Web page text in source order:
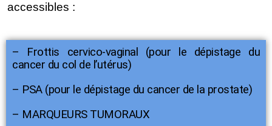
accessibles :
– Frottis cervico-vaginal (pour le dépistage du
cancer du col de l’utérus)
– PSA (pour le dépistage du cancer de la prostate)
– MARQUEURS TUMORAUX